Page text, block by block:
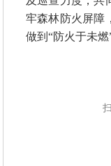
牢森林防火屏障
做到“防火于未燃